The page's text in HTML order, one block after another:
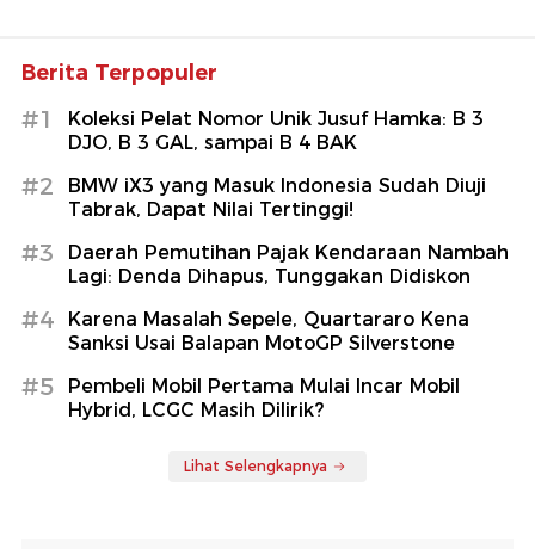
Berita Terpopuler
#1
Koleksi Pelat Nomor Unik Jusuf Hamka: B 3
DJO, B 3 GAL, sampai B 4 BAK
#2
BMW iX3 yang Masuk Indonesia Sudah Diuji
Tabrak, Dapat Nilai Tertinggi!
#3
Daerah Pemutihan Pajak Kendaraan Nambah
Lagi: Denda Dihapus, Tunggakan Didiskon
#4
Karena Masalah Sepele, Quartararo Kena
Sanksi Usai Balapan MotoGP Silverstone
#5
Pembeli Mobil Pertama Mulai Incar Mobil
Hybrid, LCGC Masih Dilirik?
Lihat Selengkapnya